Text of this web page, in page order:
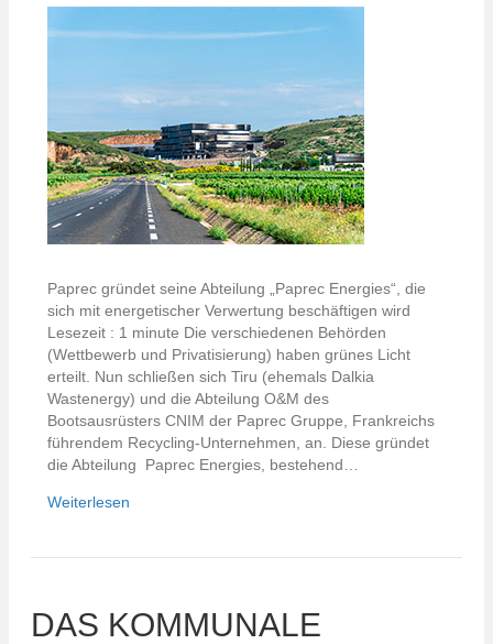
Paprec gründet seine Abteilung „Paprec Energies“, die
sich mit energetischer Verwertung beschäftigen wird
Lesezeit : 1 minute Die verschiedenen Behörden
(Wettbewerb und Privatisierung) haben grünes Licht
erteilt. Nun schließen sich Tiru (ehemals Dalkia
Wastenergy) und die Abteilung O&M des
Bootsausrüsters CNIM der Paprec Gruppe, Frankreichs
führendem Recycling-Unternehmen, an. Diese gründet
die Abteilung Paprec Energies, bestehend…
Weiterlesen
DAS KOMMUNALE